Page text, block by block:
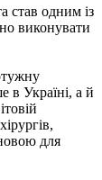
став одним із
виконувати
в Україні, а й
для